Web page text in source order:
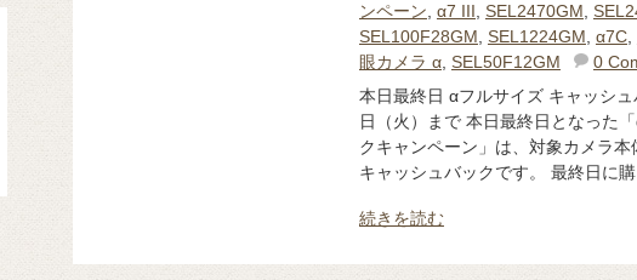
ンペーン α7 III SEL2470GM
SEL100F28GM SEL1224GM α7C,
眼カメラ α, SEL50F12GM
0
本日最終日 αフルサイズ キャッシ
日（火）まで 本日最終日となった
クキャンペーン」は、対象カメラ
キャッシュバックです。 最終日に
続きを読む